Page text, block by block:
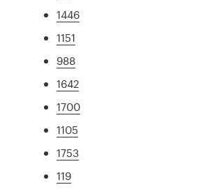
1446
1151
988
1642
1700
1105
1753
119